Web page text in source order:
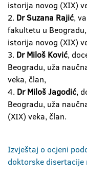
istorija novog (XIX)
2. Dr Suzana Rajić,
fakultetu u
istorija novog (XIX)
3. Dr Miloš Ković,
Beogradu, uža
veka, član,
4. Dr Miloš Jagodić,
Beogradu, uža
(XIX) veka, član.
Izvještaj o ocjeni
doktorske disertacije